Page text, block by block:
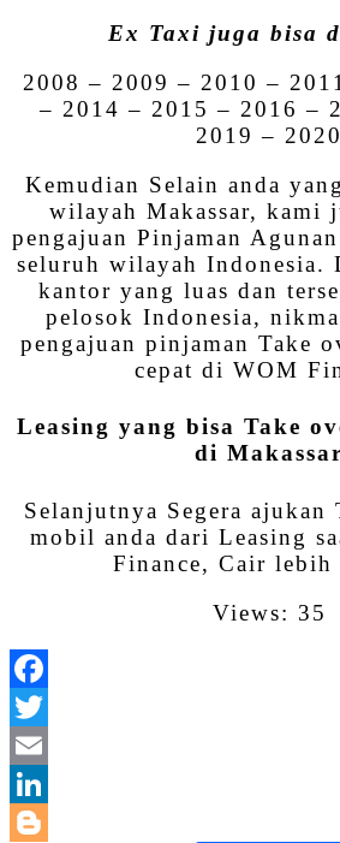
Ex Taxi juga bisa
2008 – 2009 – 2010 –
– 2014 – 2015 – 2016 –
2019 – 2020
Kemudian Selain anda
wilayah Makassar, kami
pengajuan Pinjaman
seluruh wilayah Indonesia.
kantor yang luas dan
pelosok Indonesia,
pengajuan pinjaman Take
cepat di WOM
Leasing yang bisa Take
di Makassar
Selanjutnya Segera ajukan
mobil anda dari Leasing
Finance, Cair
Views: 35